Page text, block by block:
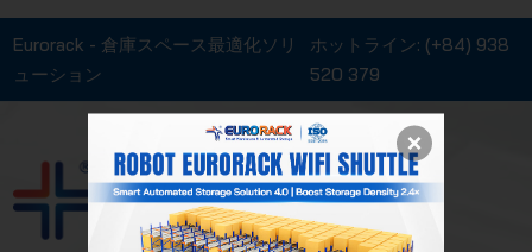
Eurorack - 倉庫スペース最適化ソリ
ューション
ホットライン: (+84) 938
520 379